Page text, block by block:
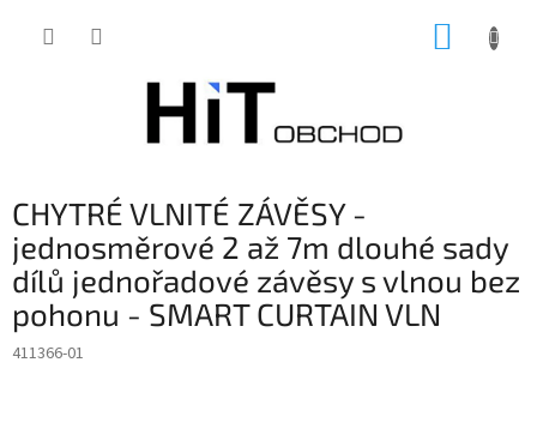
CHYTRÉ VLNITÉ ZÁVĚSY -
jednosměrové 2 až 7m dlouhé sady
dílů jednořadové závěsy s vlnou bez
pohonu - SMART CURTAIN VLN
411366-01